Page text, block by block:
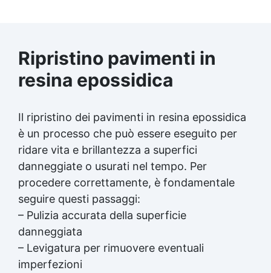
Ripristino pavimenti in
resina epossidica
Il ripristino dei pavimenti in resina epossidica
è un processo che può essere eseguito per
ridare vita e brillantezza a superfici
danneggiate o usurati nel tempo. Per
procedere correttamente, è fondamentale
seguire questi passaggi:
– Pulizia accurata della superficie
danneggiata
– Levigatura per rimuovere eventuali
imperfezioni